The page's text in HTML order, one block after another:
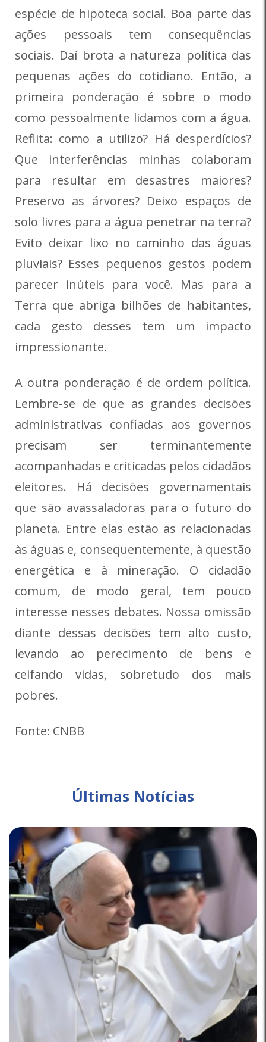
espécie de hipoteca social. Boa parte das
ações pessoais tem consequências
sociais. Daí brota a natureza política das
pequenas ações do cotidiano. Então, a
primeira ponderação é sobre o modo
como pessoalmente lidamos com a água.
Reflita: como a utilizo? Há desperdícios?
Que interferências minhas colaboram
para resultar em desastres maiores?
Preservo as árvores? Deixo espaços de
solo livres para a água penetrar na terra?
Evito deixar lixo no caminho das águas
pluviais? Esses pequenos gestos podem
parecer inúteis para você. Mas para a
Terra que abriga bilhões de habitantes,
cada gesto desses tem um impacto
impressionante.
A outra ponderação é de ordem política.
Lembre-se de que as grandes decisões
administrativas confiadas aos governos
precisam ser terminantemente
acompanhadas e criticadas pelos cidadãos
eleitores. Há decisões governamentais
que são avassaladoras para o futuro do
planeta. Entre elas estão as relacionadas
às águas e, consequentemente, à questão
energética e à mineração. O cidadão
comum, de modo geral, tem pouco
interesse nesses debates. Nossa omissão
diante dessas decisões tem alto custo,
levando ao perecimento de bens e
ceifando vidas, sobretudo dos mais
pobres.
Fonte: CNBB
Últimas Notícias